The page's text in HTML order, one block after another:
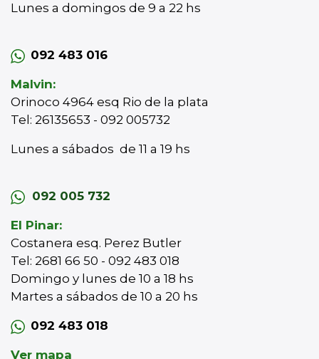
Lunes a domingos de 9 a 22 hs
092 483 016
Malvin:
Orinoco 4964 esq Rio de la plata
Tel: 26135653 - 092 005732
Lunes a sábados de 11 a 19 hs
092 005 732
El Pinar:
Costanera esq. Perez Butler
Tel: 2681 66 50 - 092 483 018
Domingo y lunes de 10 a 18 hs
Martes a sábados de 10 a 20 hs
092 483 018
Ver mapa